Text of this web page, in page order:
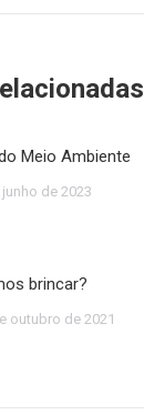
Meio Ambiente
junho de 2023
brincar?
outubro de 2021